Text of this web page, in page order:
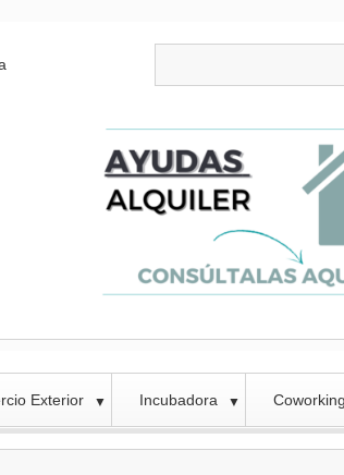
Exterior ▼ Incubadora ▼ Coworking